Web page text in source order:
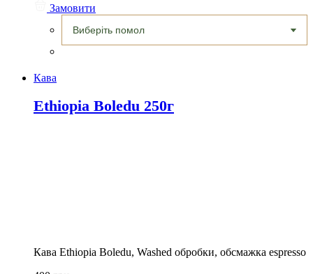
Замовити
Кава
Ethiopia Boledu 250г
Кава Ethiopia Boledu, Washed обробки, обсмажка espresso